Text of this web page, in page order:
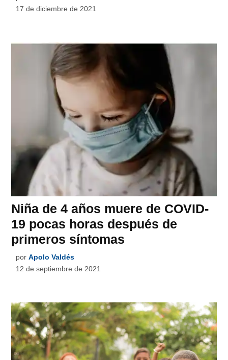
17 de diciembre de 2021
Niña de 4 años muere de COVID-
19 pocas horas después de
primeros síntomas
por Apolo Valdés
12 de septiembre de 2021